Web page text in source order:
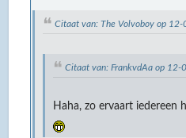
Citaat van: The Volvoboy op
Citaat van: FrankvdAa op
Haha, zo ervaart iedereen